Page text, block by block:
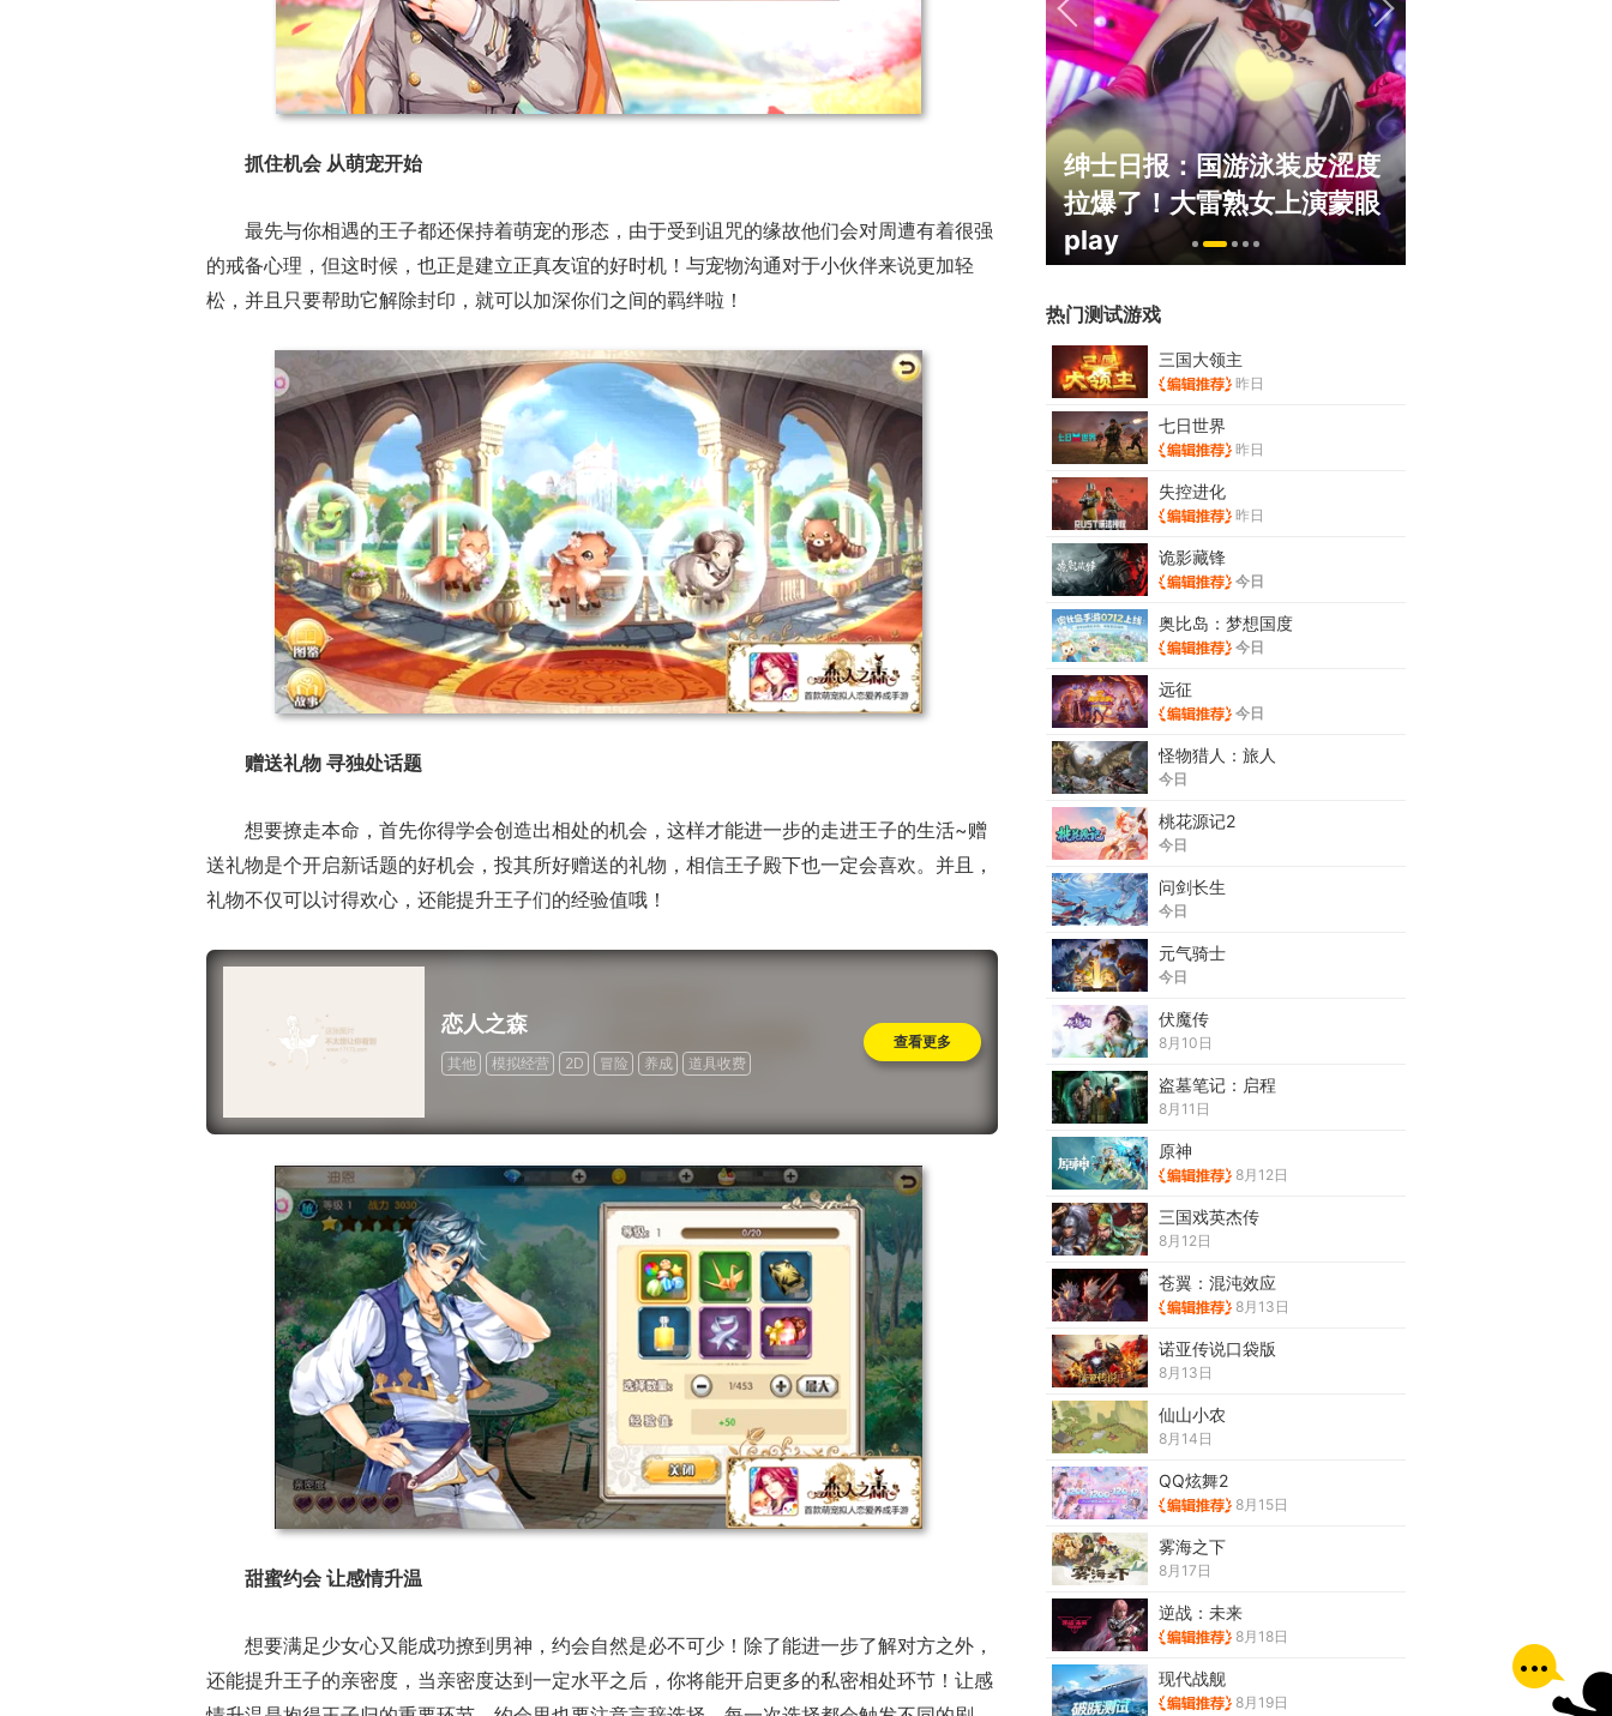
抓住机会 从萌宠开始
最先与你相遇的王子都还保持着萌宠的形态，由于受到诅咒的缘故他们会对周遭有着很强
的戒备心理，但这时候，也正是建立正真友谊的好时机！与宠物沟通对于小伙伴来说更加轻
松，并且只要帮助它解除封印，就可以加深你们之间的羁绊啦！
赠送礼物 寻独处话题
想要撩走本命，首先你得学会创造出相处的机会，这样才能进一步的走进王子的生活~赠
送礼物是个开启新话题的好机会，投其所好赠送的礼物，相信王子殿下也一定会喜欢。并且，
礼物不仅可以讨得欢心，还能提升王子们的经验值哦！
恋人之森
其他 模拟经营 2D 冒险 养成 道具收费
查看更多
甜蜜约会 让感情升温
想要满足少女心又能成功撩到男神，约会自然是必不可少！除了能进一步了解对方之外，
还能提升王子的亲密度，当亲密度达到一定水平之后，你将能开启更多的私密相处环节！让感
17周年庆典 争霸赛大区火
绅士日报：国游泳装皮涩度
拉爆了！大雷熟女上演蒙眼
play
热门测试游戏
三国大领主
昨日
七日世界
昨日
失控进化
昨日
诡影藏锋
今日
奥比岛：梦想国度
今日
远征
今日
怪物猎人：旅人
今日
桃花源记2
今日
问剑长生
今日
元气骑士
今日
伏魔传
8月10日
盗墓笔记：启程
8月11日
原神
8月12日
三国戏英杰传
8月12日
苍翼：混沌效应
8月13日
诺亚传说口袋版
8月13日
仙山小农
8月14日
QQ炫舞2
8月15日
雾海之下
8月17日
逆战：未来
8月18日
现代战舰
8月19日